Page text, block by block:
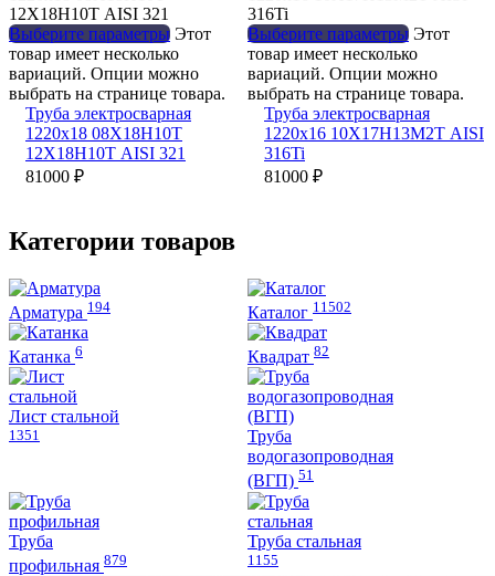
Выберите параметры Этот
товар имеет несколько
вариаций. Опции можно
выбрать на странице товара.
Труба электросварная
1220х18 08Х18Н10Т
12Х18Н10Т AISI 321
81000 ₽
Выберите параметры Этот
товар имеет несколько
вариаций. Опции можно
выбрать на странице товара.
Труба электросварная
1220х16 10Х17Н13М2Т AISI
316Ti
81000 ₽
Категории товаров
Арматура 194 Каталог 11502
Катанка 6 Квадрат 82
Лист стальной
1351
Труба
водогазопроводная
(ВГП) 51
Труба
профильная 879
Труба стальная
1155